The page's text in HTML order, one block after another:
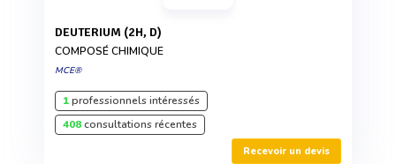
DEUTERIUM (2H, D)
COMPOSÉ CHIMIQUE
MCE®
1professionnels intéressés
408consultations récentes
Recevoir un devis